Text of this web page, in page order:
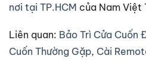
nơi tại TP.HCM của Nam Việt
Liên quan: Bảo Trì Cửa Cuốn
Cuốn Thường Gặp, Cài